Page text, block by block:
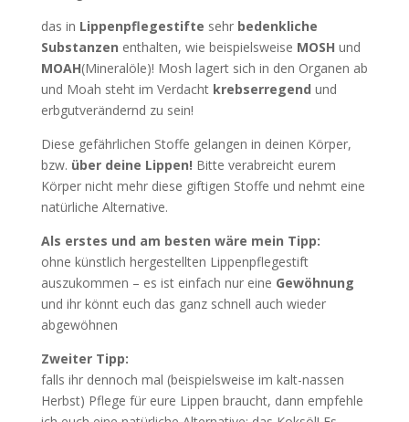
das in Lippenpflegestifte sehr bedenkliche
Substanzen enthalten, wie beispielsweise MOSH und
MOAH(Mineralöle)! Mosh lagert sich in den Organen ab
und Moah steht im Verdacht krebserregend und
erbgutverändernd zu sein!
Diese gefährlichen Stoffe gelangen in deinen Körper,
bzw. über deine Lippen! Bitte verabreicht eurem
Körper nicht mehr diese giftigen Stoffe und nehmt eine
natürliche Alternative.
Als erstes und am besten wäre mein Tipp:
ohne künstlich hergestellten Lippenpflegestift
auszukommen – es ist einfach nur eine Gewöhnung
und ihr könnt euch das ganz schnell auch wieder
abgewöhnen
Zweiter Tipp:
falls ihr dennoch mal (beispielsweise im kalt-nassen
Herbst) Pflege für eure Lippen braucht, dann empfehle